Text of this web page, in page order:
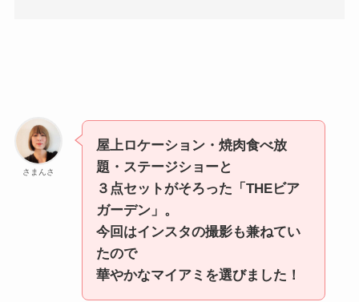
さまんさ
屋上ロケーション・焼肉食べ放
題・ステージショーと
３点セットがそろった「THEビア
ガーデン」。
今回はインスタの撮影も兼ねてい
たので
華やかなマイアミを選びました！